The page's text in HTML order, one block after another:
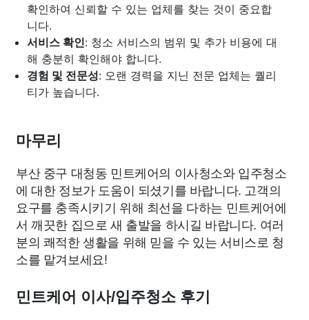
확인하여 신뢰할 수 있는 업체를 찾는 것이 중요합
니다.
서비스 확인: 청소 서비스의 범위 및 추가 비용에 대
해 충분히 확인해야 합니다.
경험 및 전문성: 오랜 경력을 지닌 전문 업체는 퀄리
티가 높습니다.
마무리
부산 중구 대청동 민트케어의 이사청소와 입주청소
에 대한 정보가 도움이 되셨기를 바랍니다. 고객의
요구를 충족시키기 위해 최선을 다하는 민트케어에
서 깨끗한 집으로 새 출발을 하시길 바랍니다. 여러
분의 쾌적한 생활을 위해 믿을 수 있는 서비스로 청
소를 맡겨보세요!
민트케어 이사/입주청소 후기